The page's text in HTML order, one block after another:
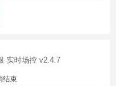
实时场控 v2.4.7
结束